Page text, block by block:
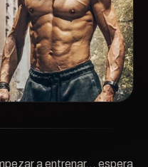
a entrenar… espera